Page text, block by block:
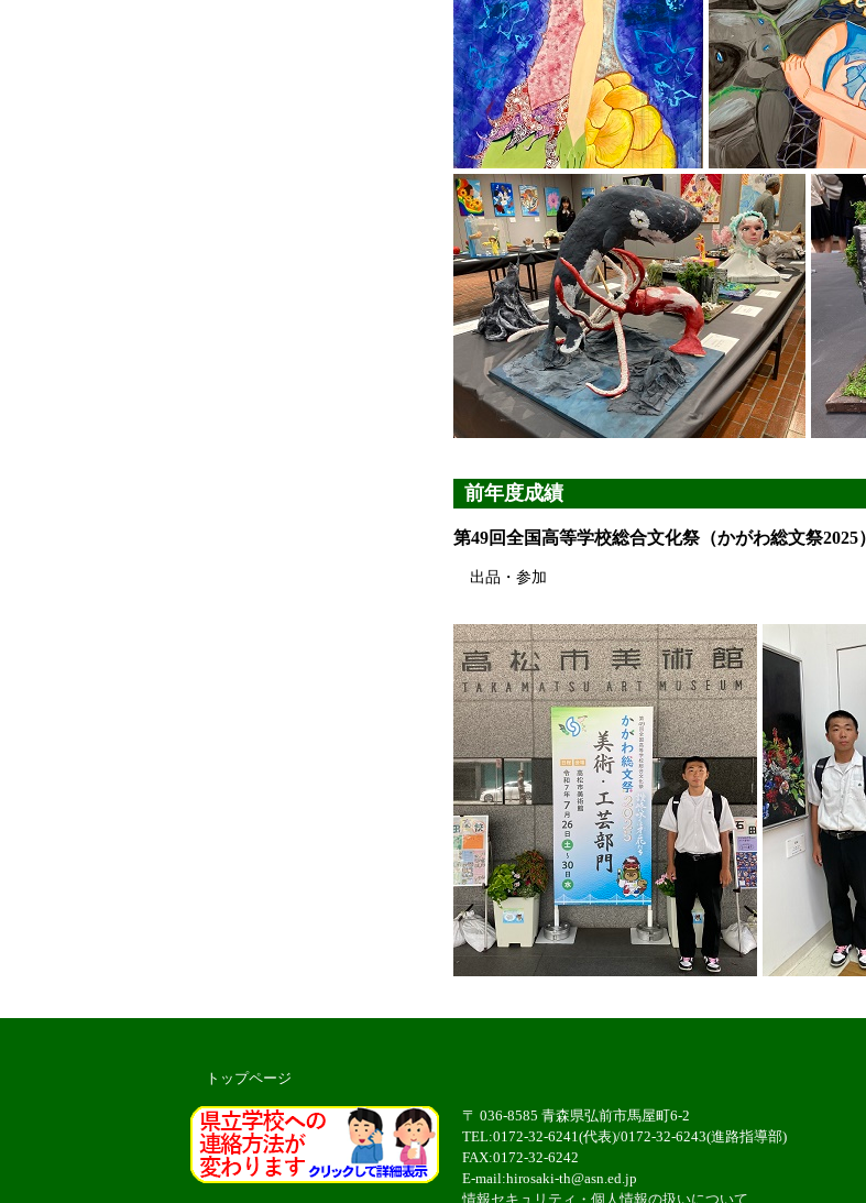
前年度成績
第49回全国高等学校総合文化祭（かがわ総文祭2025）
出品・参加
トップページ
〒 036-8585 青森県弘前市馬屋町6-2
TEL:0172-32-6241(代表)/0172-32-6243(進路指導部)
FAX:0172-32-6242
E-mail:hirosaki-th@asn.ed.jp
情報セキュリティ・個人情報の扱いについて